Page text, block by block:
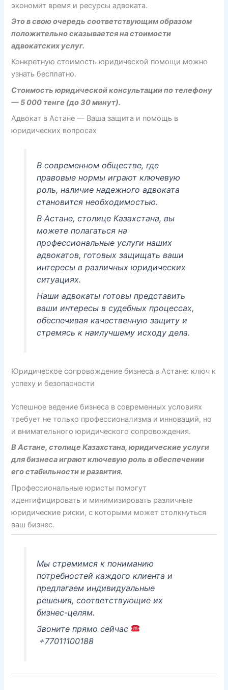
экономит время и ресурсы адвоката.
Это в свою очередь соответствующим образом
положительно сказывается на стоимости
адвокатских услуг.
Конкретную стоимость юридической помощи можно
узнать бесплатно.
Стоимость юридической консультации по телефону
— 5 000 тенге (до 30 минут).
Адвокат в Астане — Ваша защита и помощь в
юридических вопросах
В современном обществе, где
правовые нормы играют ключевую
роль, наличие надежного адвоката
становится необходимостью.
В Астане, столице Казахстана, вы
можете полагаться на
профессиональные услуги наших
адвокатов, готовых защищать ваши
интересы в различных юридических
ситуациях.
Наши адвокаты готовы представить
ваши интересы в судебных процессах,
обеспечивая качественную защиту и
стремясь к наилучшему исходу дела.
Юридическое сопровождение бизнеса в Астане: ключ к
успеху и безопасности
Успешное ведение бизнеса в современных условиях
требует не только профессионализма и инноваций, но
и внимательного юридического сопровождения.
В Астане, столице Казахстана, юридические услуги
для бизнеса играют ключевую роль в обеспечении
его стабильности и развития.
Профессиональные юристы помогут
идентифицировать и минимизировать различные
юридические риски, с которыми может столкнуться
ваш бизнес.
Мы стремимся к пониманию
потребностей каждого клиента и
предлагаем индивидуальные
решения, соответствующие их
бизнес-целям.
Звоните прямо сейчас
+77011100188